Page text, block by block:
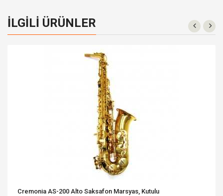
İLGILI ÜRÜNLER
Cremonia AS-200 Alto Saksafon Marsyas, Kutulu